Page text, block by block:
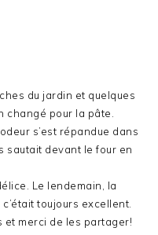
du jardin et quelques
changé pour la pâte.
s’est répandue dans
sautait devant le four en
Le lendemain, la
toujours excellent.
et merci de les partager!